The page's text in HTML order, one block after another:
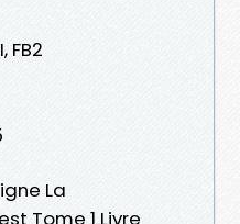
FB2
La
Tome 1 Livre